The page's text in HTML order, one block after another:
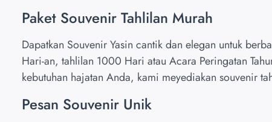
Paket Souvenir Tahlilan Murah
Dapatkan Souvenir Yasin cantik dan elegan untuk
Hari-an, tahlilan 1000 Hari atau Acara Peringatan
kebutuhan hajatan Anda, kami meyediakan souvenir
Pesan Souvenir Unik